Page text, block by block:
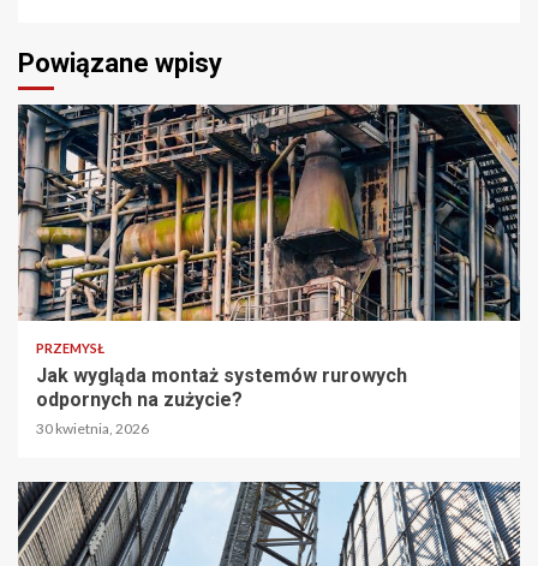
Powiązane wpisy
PRZEMYSŁ
Jak wygląda montaż systemów rurowych
odpornych na zużycie?
30 kwietnia, 2026